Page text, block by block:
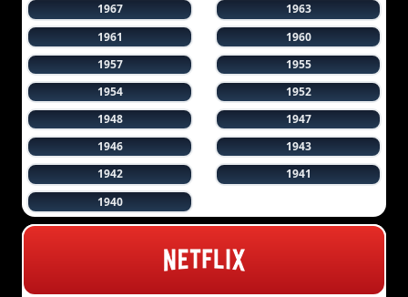
1967
1963
1961
1960
1957
1955
1954
1952
1948
1947
1946
1943
1942
1941
1940